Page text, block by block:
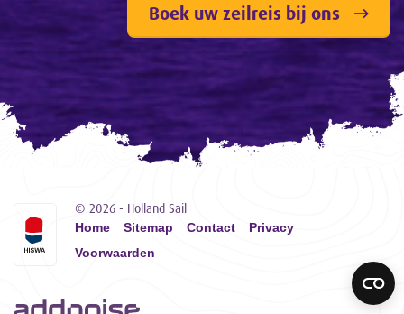
Boek uw zeilreis bij ons
© 2026 - Holland Sail
Home Sitemap Contact
Privacy
Voorwaarden